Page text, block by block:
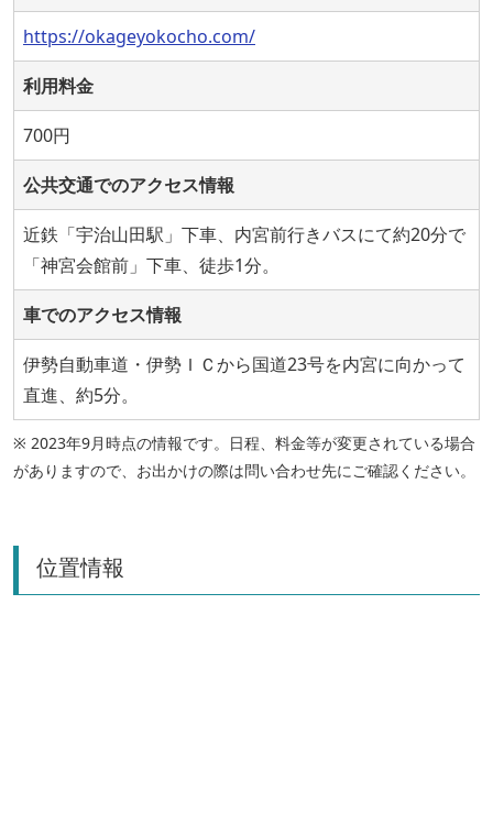
https://okageyokocho.com/
利用料金
700円
公共交通でのアクセス情報
近鉄「宇治山田駅」下車、内宮前行きバスにて約20分で
「神宮会館前」下車、徒歩1分。
車でのアクセス情報
伊勢自動車道・伊勢ＩＣから国道23号を内宮に向かって
直進、約5分。
※ 2023年9月時点の情報です。日程、料金等が変更されている場合
がありますので、お出かけの際は問い合わせ先にご確認ください。
位置情報